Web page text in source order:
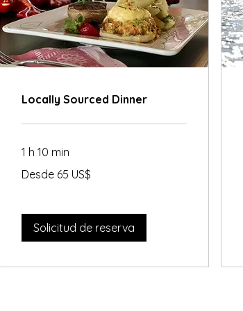
Locally Sourced Dinner
1 h 10 min
65
Desde 65 US$
Solicitud de reserva